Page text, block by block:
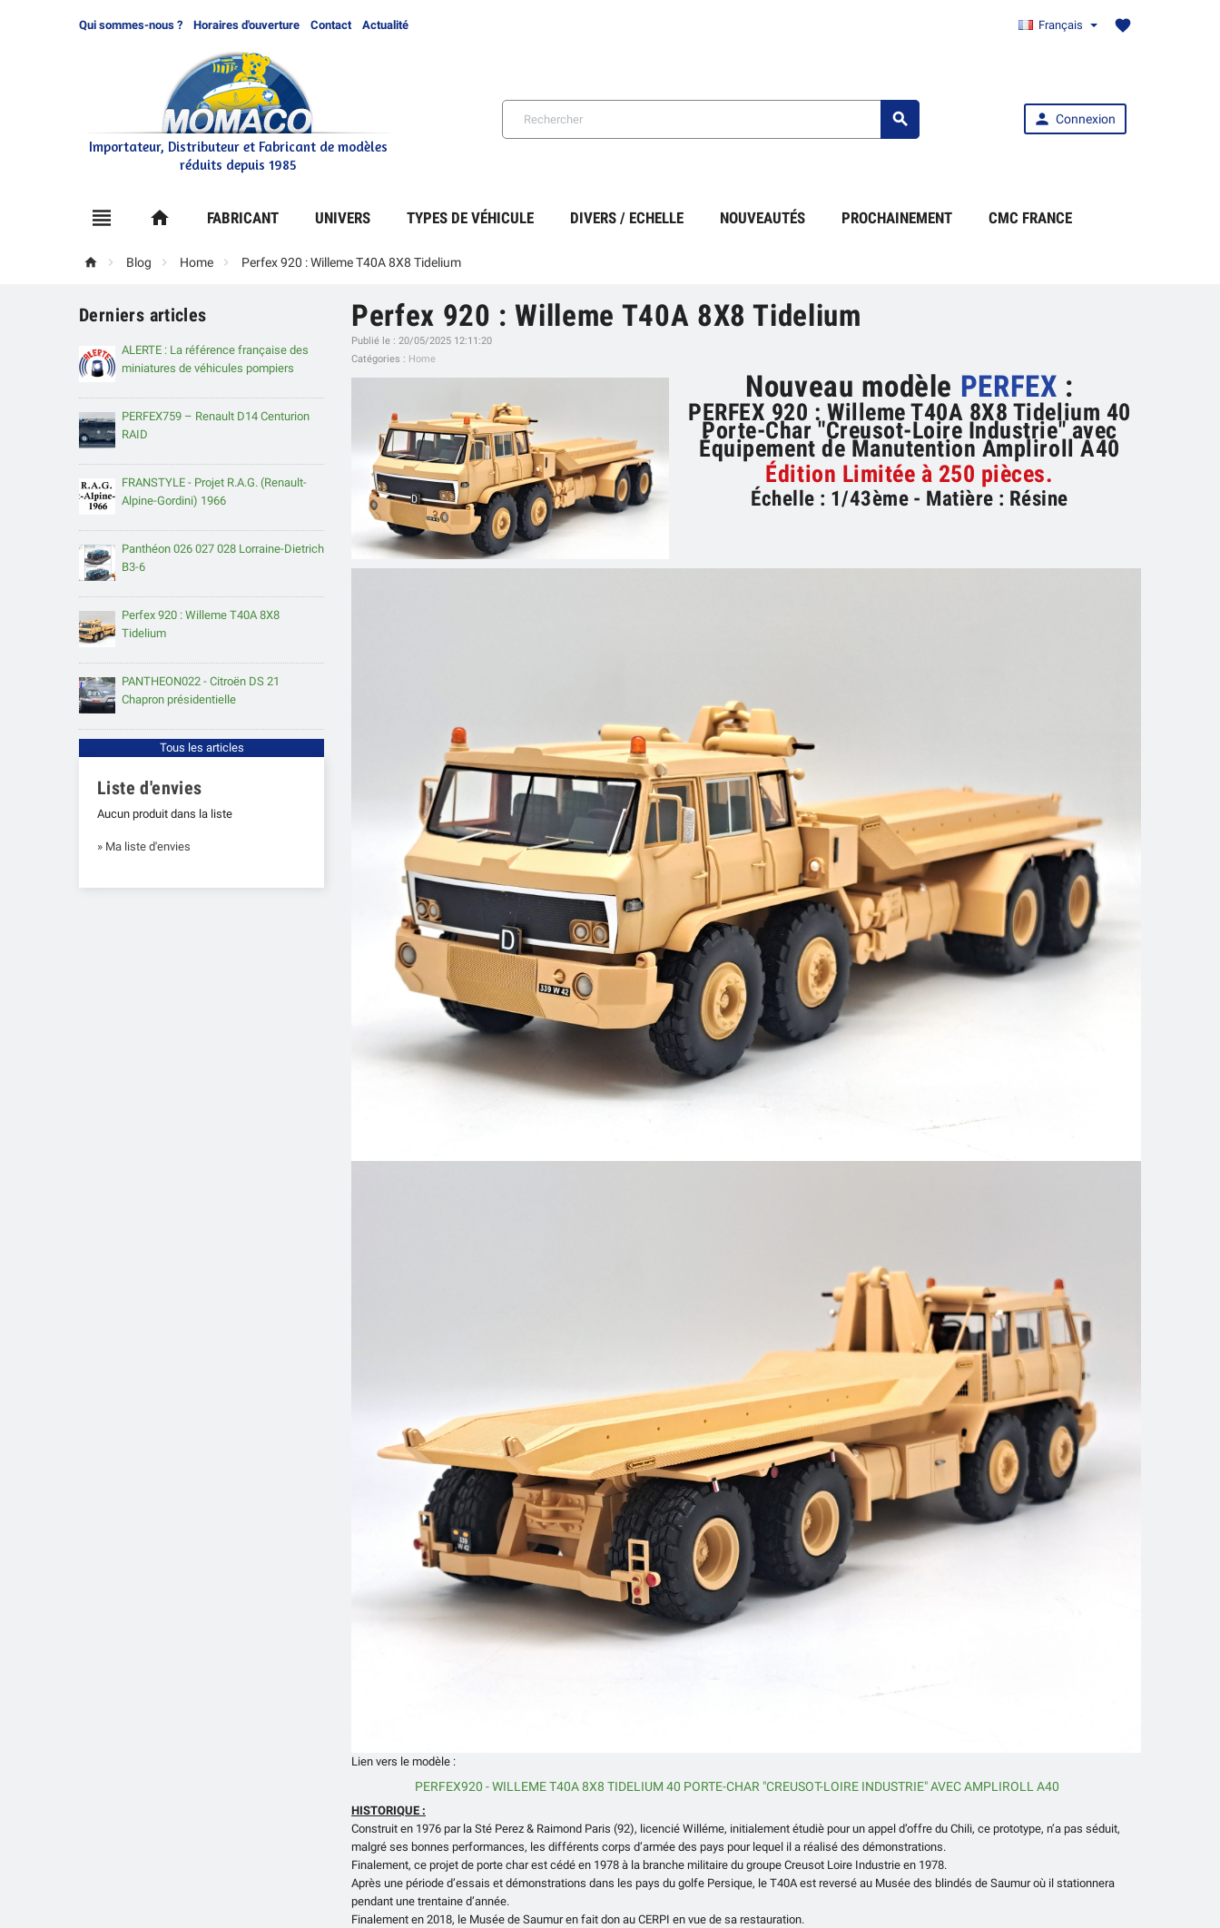
Qui sommes-nous ? Horaires d'ouverture Contact Actualité Français favorite
Importateur, Distributeur et Fabricant de modèles
réduits depuis 1985
  Connexion
 home FABRICANT UNIVERS TYPES DE VÉHICULE DIVERS / ECHELLE NOUVEAUTÉS PROCHAINEMENT CMC FRANCE
  Blog  Home  Perfex 920 : Willeme T40A 8X8 Tidelium
Derniers articles
ALERTE : La référence française des
miniatures de véhicules pompiers
PERFEX759 – Renault D14 Centurion
RAID
FRANSTYLE - Projet R.A.G. (Renault-
Alpine-Gordini) 1966
Panthéon 026 027 028 Lorraine-Dietrich
B3-6
Perfex 920 : Willeme T40A 8X8
Tidelium
PANTHEON022 - Citroën DS 21
Chapron présidentielle
Tous les articles
Liste d'envies
Aucun produit dans la liste
» Ma liste d'envies
Perfex 920 : Willeme T40A 8X8 Tidelium
Publié le : 20/05/2025 12:11:20
Catégories : Home
Nouveau modèle PERFEX :
PERFEX 920 : Willeme T40A 8X8 Tidelium 40
Porte-Char "Creusot-Loire Industrie" avec
Équipement de Manutention Ampliroll A40
Édition Limitée à 250 pièces.
Échelle : 1/43ème - Matière : Résine
Lien vers le modèle :
PERFEX920 - WILLEME T40A 8X8 TIDELIUM 40 PORTE-CHAR "CREUSOT-LOIRE INDUSTRIE" AVEC AMPLIROLL A40
HISTORIQUE :
Construit en 1976 par la Sté Perez & Raimond Paris (92), licencié Willéme, initialement étudiè pour un appel d’offre du Chili, ce prototype, n’a pas séduit,
malgré ses bonnes performances, les différents corps d’armée des pays pour lequel il a réalisé des démonstrations.
Finalement, ce projet de porte char est cédé en 1978 à la branche militaire du groupe Creusot Loire Industrie en 1978.
Après une période d’essais et démonstrations dans les pays du golfe Persique, le T40A est reversé au Musée des blindés de Saumur où il stationnera
pendant une trentaine d’année.
Finalement en 2018, le Musée de Saumur en fait don au CERPI en vue de sa restauration.